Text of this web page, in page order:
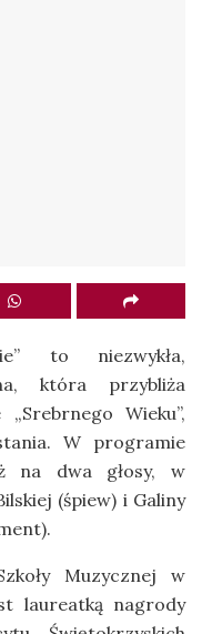
to niezwykła,
która przybliża
Wieku”,
W programie
na dwa głosy, w
(śpiew) i Galiny
Muzycznej w
laureatką nagrody